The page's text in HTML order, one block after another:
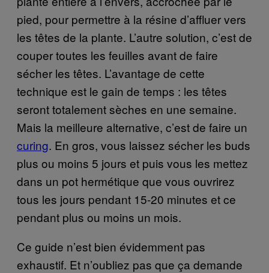
pied, pour permettre à la résine d’affluer vers
les têtes de la plante. L’autre solution, c’est de
couper toutes les feuilles avant de faire
sécher les têtes. L’avantage de cette
technique est le gain de temps : les têtes
seront totalement sèches en une semaine.
Mais la meilleure alternative, c’est de faire un
curing. En gros, vous laissez sécher les buds
plus ou moins 5 jours et puis vous les mettez
dans un pot hermétique que vous ouvrirez
tous les jours pendant 15-20 minutes et ce
pendant plus ou moins un mois.
Ce guide n’est bien évidemment pas
exhaustif. Et n’oubliez pas que ça demande